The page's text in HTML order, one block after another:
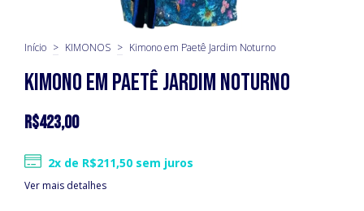
Início > KIMONOS > Kimono em Paetê Jardim Noturno
Kimono em Paetê Jardim Noturno
R$423,00
2x de R$211,50sem juros
Ver mais detalhes